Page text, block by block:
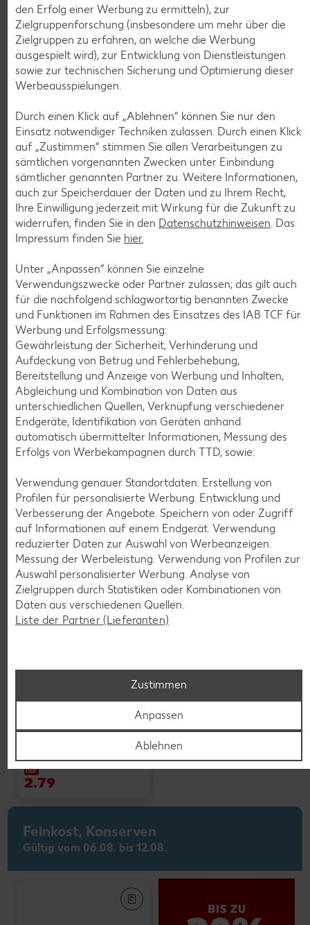
Diese Artikel findest du an unserer
Frischetheke
ROYAL ORANGE
Maasdam
je 100 g
-56%
0.69
Weitere Angebote anzeigen
Tiefkühlkost
Gültig vom 06.08. bis 12.08.
KNÜLLER
.
nur
2.99
K-CLASSIC
Maxx XXL
nur
2.99
K-PLANT BASED
(1 l = 5.58)
nur
2.79
Feinkost, Konserven
Gültig vom 06.08. bis 12.08.
den Erfolg einer Werbung zu ermitteln), zur
Zielgruppenforschung (insbesondere um mehr über die
Zielgruppen zu erfahren, an welche die Werbung
ausgespielt wird), zur Entwicklung von Dienstleistungen
sowie zur technischen Sicherung und Optimierung dieser
Werbeausspielungen.
Durch einen Klick auf „Ablehnen“ können Sie nur den
Einsatz notwendiger Techniken zulassen. Durch einen Klick
auf „Zustimmen“ stimmen Sie allen Verarbeitungen zu
sämtlichen vorgenannten Zwecken unter Einbindung
sämtlicher genannten Partner zu. Weitere Informationen,
auch zur Speicherdauer der Daten und zu Ihrem Recht,
Ihre Einwilligung jederzeit mit Wirkung für die Zukunft zu
widerrufen, finden Sie in den Datenschutzhinweisen. Das
Impressum finden Sie hier.
Unter „Anpassen“ können Sie einzelne
Verwendungszwecke oder Partner zulassen; das gilt auch
für die nachfolgend schlagwortartig benannten Zwecke
und Funktionen im Rahmen des Einsatzes des IAB TCF für
Werbung und Erfolgsmessung:
Gewährleistung der Sicherheit, Verhinderung und
Aufdeckung von Betrug und Fehlerbehebung,
Bereitstellung und Anzeige von Werbung und Inhalten,
Abgleichung und Kombination von Daten aus
unterschiedlichen Quellen, Verknüpfung verschiedener
Endgeräte, Identifikation von Geräten anhand
automatisch übermittelter Informationen, Messung des
Erfolgs von Werbekampagnen durch TTD, sowie:
Verwendung genauer Standortdaten. Erstellung von
Profilen für personalisierte Werbung. Entwicklung und
Verbesserung der Angebote. Speichern von oder Zugriff
auf Informationen auf einem Endgerät. Verwendung
reduzierter Daten zur Auswahl von Werbeanzeigen.
Messung der Werbeleistung. Verwendung von Profilen zur
Auswahl personalisierter Werbung. Analyse von
Zielgruppen durch Statistiken oder Kombinationen von
Daten aus verschiedenen Quellen.
Liste der Partner (Lieferanten)
Zustimmen
Anpassen
Ablehnen